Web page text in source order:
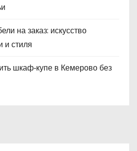
на заказ: искусство
и стиля
шкаф‑купе в Кемерово без